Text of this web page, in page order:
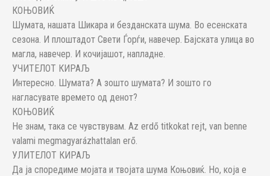
КОЊОВИЌ
Шумата, нашата Шикара и безданската шума. Во есенската
сезона. И плоштадот Свети Ѓорѓи, навечер. Бајската улица во
магла, навечер. И кочијашот, напладне.
УЧИТЕЛОТ КИРАЉ
Интересно. Шумата? А зошто шумата? И зошто го
нагласувате времето од денот?
КОЊОВИЌ
Не знам, така се чувствувам. Az erdő titkokat rejt, van benne
valami megmagyarázhattalan erő.
УЛИТЕЛОТ КИРАЉ
Да ја споредиме мојата и твојата шума Коњовиќ. Но, која е